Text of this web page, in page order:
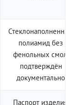
Стеклонаполненный
полиамид без
фенольных смол,
подтверждён
документально
Паспорт изделия,